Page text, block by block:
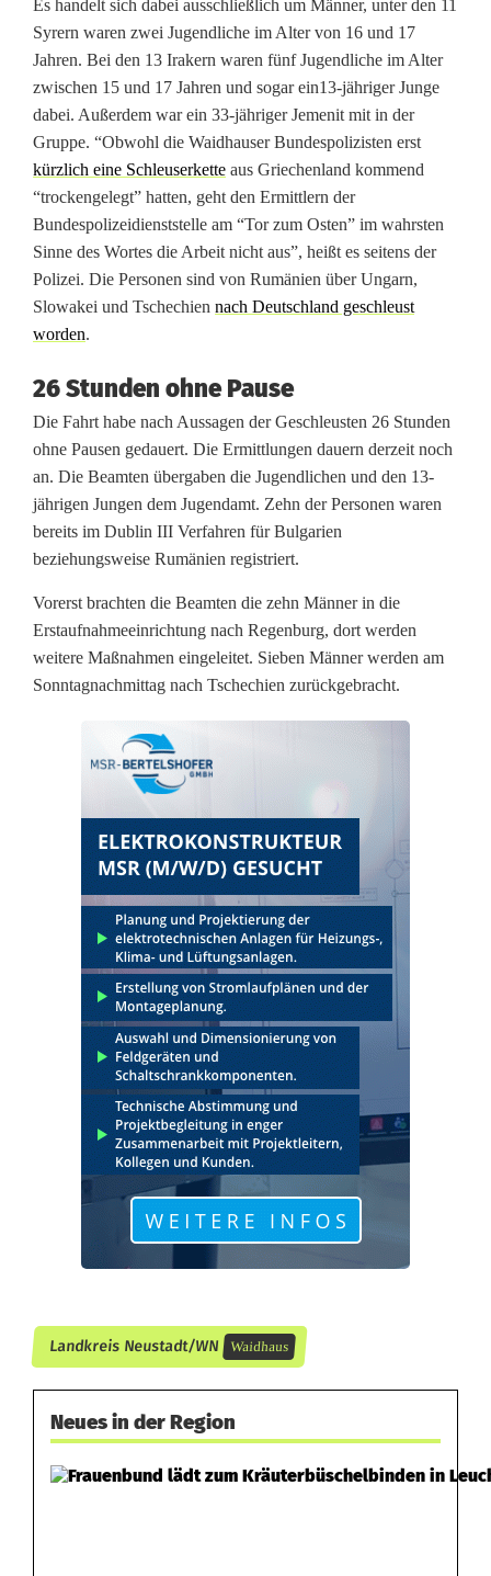
e
M
ä
n
n
e
r
b
i
W
a
i
d
h
a
u
i
m
w
Es handelt sich dabei ausschließlich um Männer, unter den 11
Syrern waren zwei Jugendliche im Alter von 16 und 17
Jahren. Bei den 13 Irakern waren fünf Jugendliche im Alter
zwischen 15 und 17 Jahren und sogar ein13-jähriger Junge
dabei. Außerdem war ein 33-jähriger Jemenit mit in der
Gruppe. “Obwohl die Waidhauser Bundespolizisten erst
kürzlich eine Schleuserkette aus Griechenland kommend
“trockengelegt” hatten, geht den Ermittlern der
Bundespolizeidienststelle am “Tor zum Osten” im wahrsten
Sinne des Wortes die Arbeit nicht aus”, heißt es seitens der
Polizei. Die Personen sind von Rumänien über Ungarn,
Slowakei und Tschechien nach Deutschland geschleust
worden.
26 Stunden ohne Pause
Die Fahrt habe nach Aussagen der Geschleusten 26 Stunden
ohne Pausen gedauert. Die Ermittlungen dauern derzeit noch
an. Die Beamten übergaben die Jugendlichen und den 13-
jährigen Jungen dem Jugendamt. Zehn der Personen waren
bereits im Dublin III Verfahren für Bulgarien
beziehungsweise Rumänien registriert.
Vorerst brachten die Beamten die zehn Männer in die
Erstaufnahmeeinrichtung nach Regenburg, dort werden
weitere Maßnahmen eingeleitet. Sieben Männer werden am
Sonntagnachmittag nach Tschechien zurückgebracht.
Landkreis Neustadt/WN Waidhaus
Neues in der Region